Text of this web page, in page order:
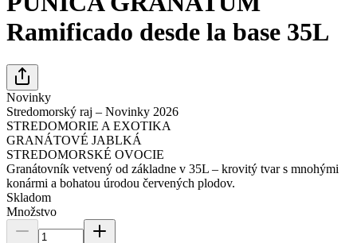
Ramificado desde la base 35L
Novinky
Stredomorský raj – Novinky 2026
STREDOMORIE A EXOTIKA
GRANÁTOVÉ JABLKÁ
STREDOMORSKÉ OVOCIE
Granátovník vetvený od základne v 35L – krovitý tvar s mnohými
konármi a bohatou úrodou červených plodov.
Skladom
Množstvo